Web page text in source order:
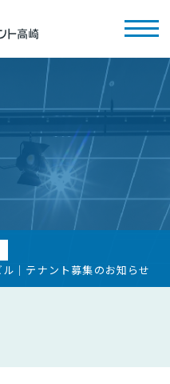
｜テナント募集のお知らせ